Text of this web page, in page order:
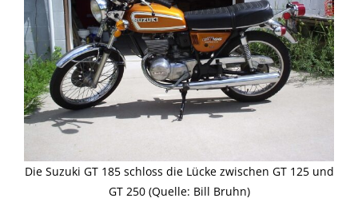
Die Suzuki GT 185 schloss die Lücke zwischen GT 125 und
GT 250 (Quelle: Bill Bruhn)